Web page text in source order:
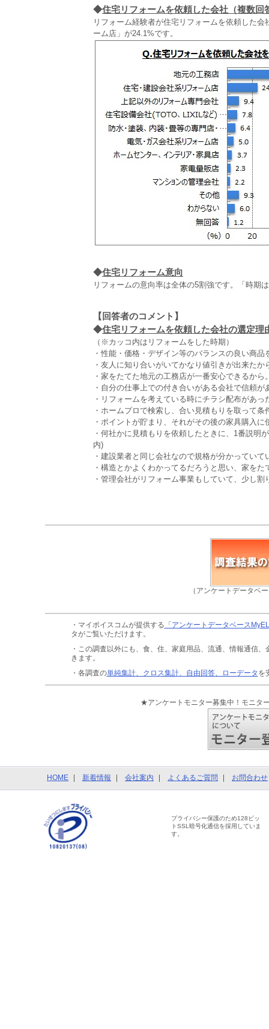
◆住宅リフォームを依頼した会社（複数回
リフォーム経験者が住宅リフォームを依頼した
ーム店」が24.1%です。
◆住宅リフォーム意向
リフォームの意向率は全体の5割強です。「時期
【回答者のコメント】
◆住宅リフォームを依頼した会社の選定理
（※カッコ内はリフォームをした時期）
・性能・価格・デザイン等のバランスの良い商
・友人に知り合いがいてかなり値引きが出来たか
・家をたてた地元の工務店が一番安心できるから
・自分の仕事上での付き合いがある会社で信頼
・リフォームを考えている時にチラシ配布があ
・ホームプロで検索し、合い見積もりを取って
・ポイントが貯まり、それがその後の家具購入
・何社かに見積もりを依頼したときに、1番説明
内)
・建設業者と同じ会社なので規格が分かってい
・構造とかよくわかってるだろうと思い、家を
・管理会社がリフォーム事業もしていて、少し
（アンケートデータベ
・マイボイスコムが提供する 「アンケートデータベース
タがご覧いただけます。
・この調査以外にも、食、住、家庭用品、流通、情報通信、
きます。
・各調査の単純集計、クロス集計、自由回答、ローデータ を
★アンケートモニター募集中！モニタ
HOME 新着情報 会社案内 よくあるご質問 お問合わせ
プライバシー保護のため128ビッ
トSSL暗号化通信を採用していま
す。